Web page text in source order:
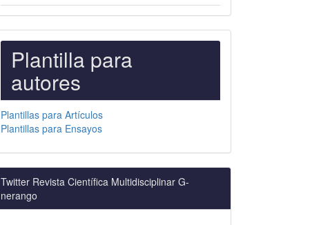
PLANTILLAS
PARA
AUTORES
Plantilla para
autores
Plantillas para Artículos
Plantillas para Ensayos
Twitter Revista Científica Multidisciplinar G-
nerango